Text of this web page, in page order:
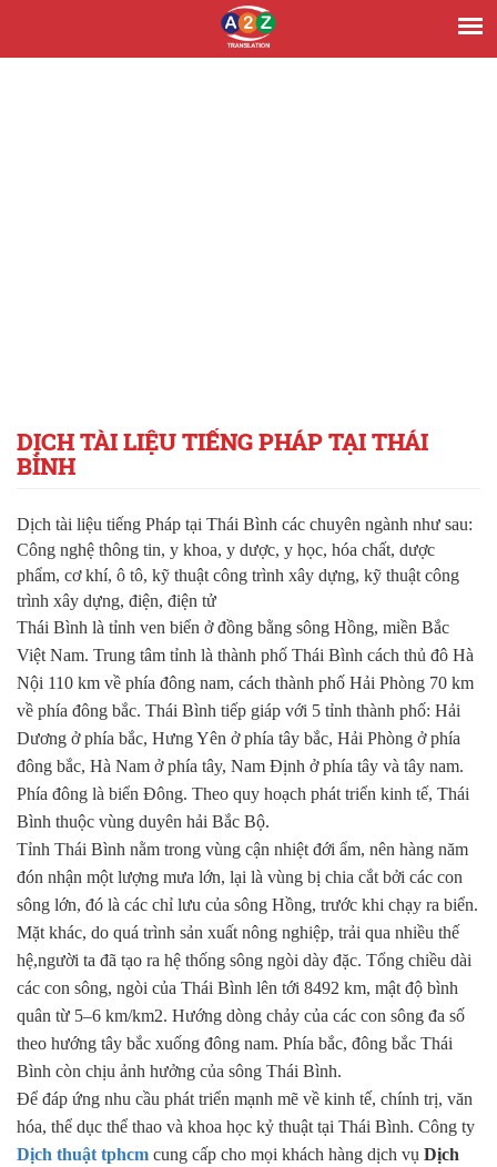
DỊCH TÀI LIỆU TIẾNG PHÁP TẠI THÁI
BÌNH
Dịch tài liệu tiếng Pháp tại Thái Bình các chuyên ngành như sau:
Công nghệ thông tin, y khoa, y dược, y học, hóa chất, dược
phẩm, cơ khí, ô tô, kỹ thuật công trình xây dựng, kỹ thuật công
trình xây dựng, điện, điện tử
Thái Bình là tỉnh ven biển ở đồng bằng sông Hồng, miền Bắc
Việt Nam. Trung tâm tỉnh là thành phố Thái Bình cách thủ đô Hà
Nội 110 km về phía đông nam, cách thành phố Hải Phòng 70 km
về phía đông bắc. Thái Bình tiếp giáp với 5 tỉnh thành phố: Hải
Dương ở phía bắc, Hưng Yên ở phía tây bắc, Hải Phòng ở phía
đông bắc, Hà Nam ở phía tây, Nam Định ở phía tây và tây nam.
Phía đông là biển Đông. Theo quy hoạch phát triển kinh tế, Thái
Bình thuộc vùng duyên hải Bắc Bộ.
Tỉnh Thái Bình nằm trong vùng cận nhiệt đới ẩm, nên hàng năm
đón nhận một lượng mưa lớn, lại là vùng bị chia cắt bởi các con
sông lớn, đó là các chỉ lưu của sông Hồng, trước khi chạy ra biển.
Mặt khác, do quá trình sản xuất nông nghiệp, trải qua nhiều thế
hệ,người ta đã tạo ra hệ thống sông ngòi dày đặc. Tổng chiều dài
các con sông, ngòi của Thái Bình lên tới 8492 km, mật độ bình
quân từ 5–6 km/km2. Hướng dòng chảy của các con sông đa số
theo hướng tây bắc xuống đông nam. Phía bắc, đông bắc Thái
Bình còn chịu ảnh hưởng của sông Thái Bình.
Để đáp ứng nhu cầu phát triển mạnh mẽ về kinh tế, chính trị, văn
hóa, thể dục thể thao và khoa học kỷ thuật tại Thái Bình. Công ty
Dịch thuật tphcm cung cấp cho mọi khách hàng dịch vụ Dịch